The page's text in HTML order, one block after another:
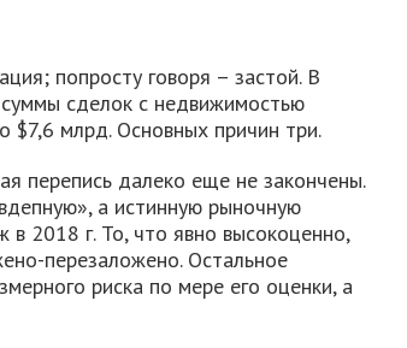
попросту говоря – застой. В
сделок с недвижимостью
млрд. Основных причин три.
перепись далеко еще не закончены.
а истинную рыночную
2018 г. То, что явно высокоценно,
перезаложено. Остальное
риска по мере его оценки, а